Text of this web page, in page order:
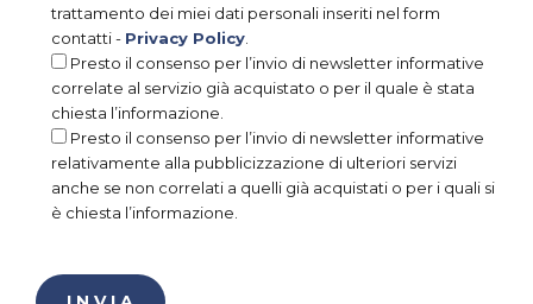
trattamento dei miei dati personali inseriti nel form
contatti - Privacy Policy.
Presto il consenso per l’invio di newsletter informative
correlate al servizio già acquistato o per il quale è stata
chiesta l’informazione.
Presto il consenso per l’invio di newsletter informative
relativamente alla pubblicizzazione di ulteriori servizi
anche se non correlati a quelli già acquistati o per i quali si
è chiesta l’informazione.